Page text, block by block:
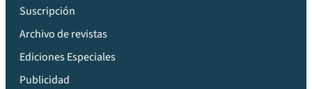
Suscripción
Archivo de revistas
Ediciones Especiales
Publicidad